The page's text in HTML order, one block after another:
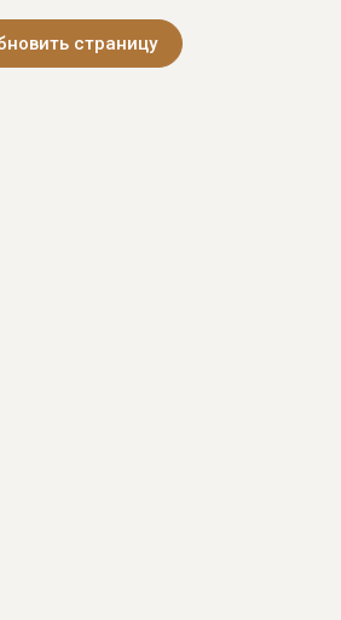
страницу